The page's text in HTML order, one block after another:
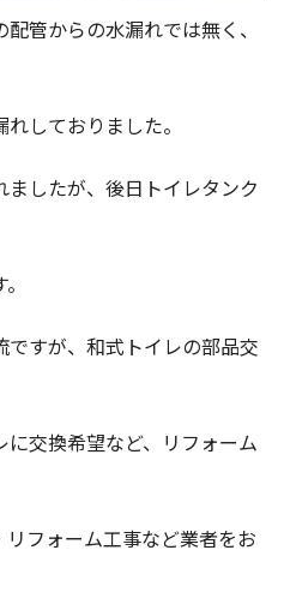
管からの水漏れでは無く、
しておりました。
したが、後日トイレタンク
すが、和式トイレの部品交
交換希望など、リフォーム
フォーム工事など業者をお